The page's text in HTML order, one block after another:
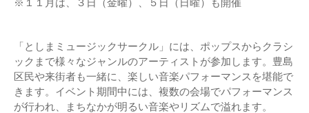
「としまミュージックサークル」には、ポップスからクラシ
ックまで様々なジャンルのアーティストが参加します。豊島
区民や来街者も一緒に、楽しい音楽パフォーマンスを堪能で
きます。イベント期間中には、複数の会場でパフォーマンス
が行われ、まちなかが明るい音楽やリズムで溢れます。